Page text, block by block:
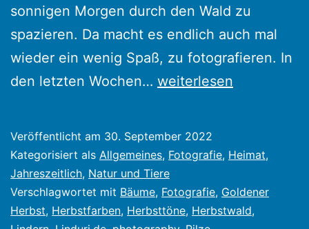
sonnigen Morgen durch den Wald zu
spazieren. Da macht es endlich auch mal
wieder ein wenig Spaß, zu fotografieren. In
den letzten Wochen… So
Endlich
mal
wieder
Herbstwald
weiterlesen
Veröffentlicht am 30. September 2022
Kategorisiert als Allgemeines, Fotografie, Heimat,
Jahreszeitlich, Natur und Tiere
Verschlagwortet mit Bäume, Fotografie, Goldener
Herbst, Herbstfarben, Herbsttöne, Herbstwald,